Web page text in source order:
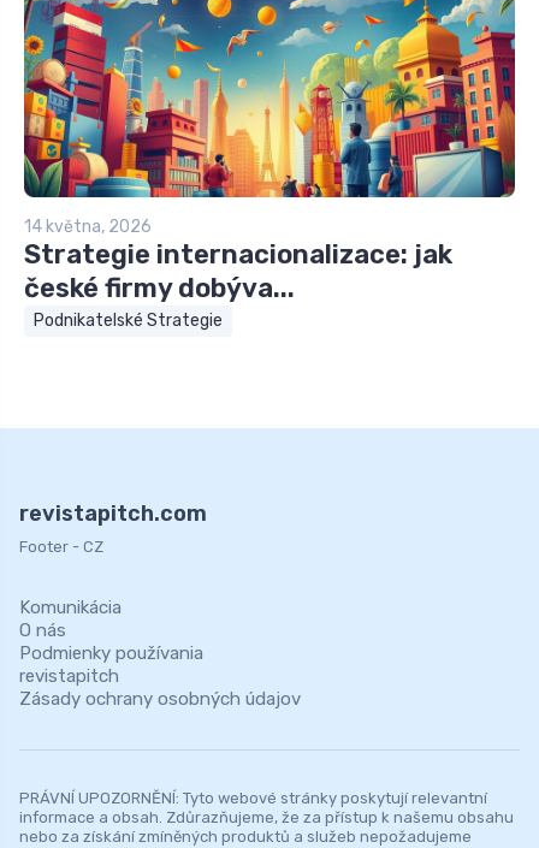
14 května, 2026
Strategie internacionalizace: jak
české firmy dobýva...
Podnikatelské Strategie
revistapitch.com
Footer - CZ
Komunikácia
O nás
Podmienky používania
revistapitch
Zásady ochrany osobných údajov
PRÁVNÍ UPOZORNĚNÍ: Tyto webové stránky poskytují relevantní
informace a obsah. Zdůrazňujeme, že za přístup k našemu obsahu
nebo za získání zmíněných produktů a služeb nepožadujeme